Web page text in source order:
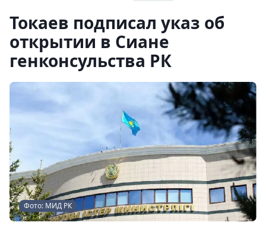
Токаев подписал указ об
открытии в Сиане
генконсульства РК
Фото: МИД РК